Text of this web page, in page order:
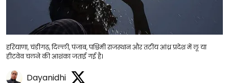
हरियाणा, चंडीगढ़, दिल्ली, पंजाब, पश्चिमी राजस्थान और तटीय आंध्र प्रदेश में लू या
हीटवेव चलने की आशंका जताई गई है।
Dayanidhi